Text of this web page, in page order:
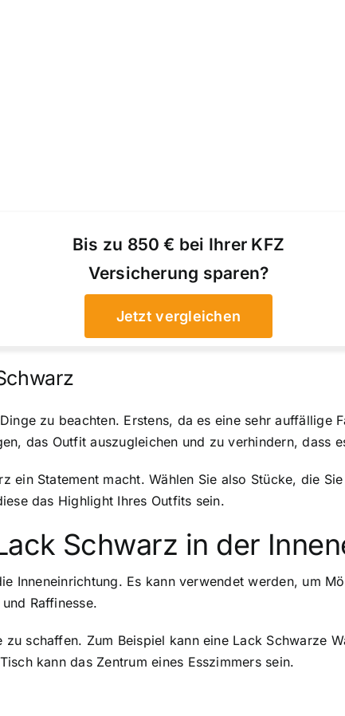
Bis zu 850 € bei Ihrer KFZ
Versicherung sparen?
Jetzt vergleichen
zu beachten. Erstens, da es eine sehr auffällige
das Outfit auszugleichen und zu verhindern, dass
ein Statement macht. Wählen Sie also Stücke, die
das Highlight Ihres Outfits sein.
Schwarz in der
Inneneinrichtung. Es kann verwendet werden, um
Raffinesse.
schaffen. Zum Beispiel kann eine Lack Schwarze
kann das Zentrum eines Esszimmers sein.